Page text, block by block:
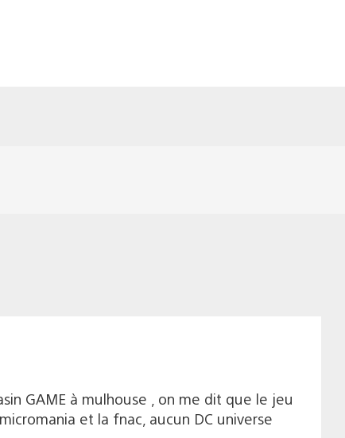
GAME à mulhouse , on me dit que le jeu
et la fnac, aucun DC universe